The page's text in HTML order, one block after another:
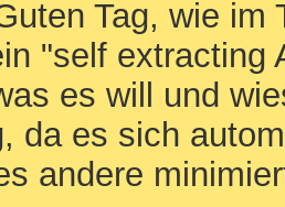
Tag, wie im
"self extracting
es will und
da es sich
andere